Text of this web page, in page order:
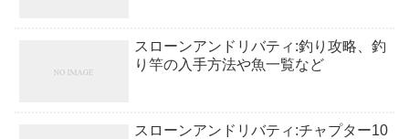
スローンアンドリバティ:釣り攻略、釣
り竿の入手方法や魚一覧など
スローンアンドリバティ:チャプター10